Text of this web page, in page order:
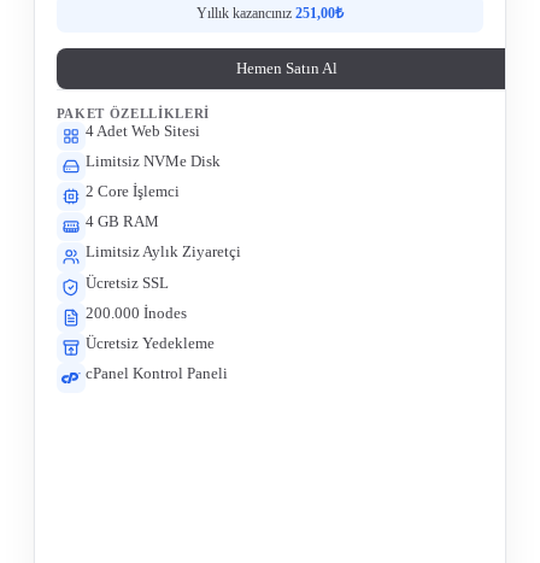
Yıllık kazancınız 251,00₺
Hemen Satın Al
PAKET ÖZELLIKLERI
4 Adet Web Sitesi
Limitsiz NVMe Disk
2 Core İşlemci
4 GB RAM
Limitsiz Aylık Ziyaretçi
Ücretsiz SSL
200.000 İnodes
Ücretsiz Yedekleme
cPanel Kontrol Paneli